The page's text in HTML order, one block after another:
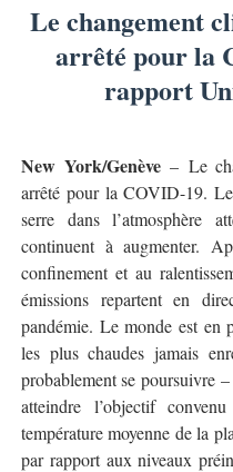
Le changement
arrêté pour la
rapport
New York/Genève– Le
arrêté pour la COVID-19.
serre dans l’atmosphère
continuent à augmenter.
confinement et au
émissions repartent en
pandémie. Le monde est en
les plus chaudes jamais
probablement se poursuivre
atteindre l’objectif
température moyenne de la
par rapport aux niveaux